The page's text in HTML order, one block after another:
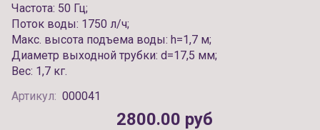
Частота: 50 Гц;
Поток воды: 1750 л/ч;
Макс. высота подъема воды: h=1,7 м;
Диаметр выходной трубки: d=17,5 мм;
Вес: 1,7 кг.
Артикул: 000041
2800.00 руб